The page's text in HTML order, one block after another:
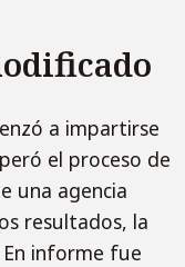
a impartirse
el proceso de
una agencia
resultados, la
informe fue